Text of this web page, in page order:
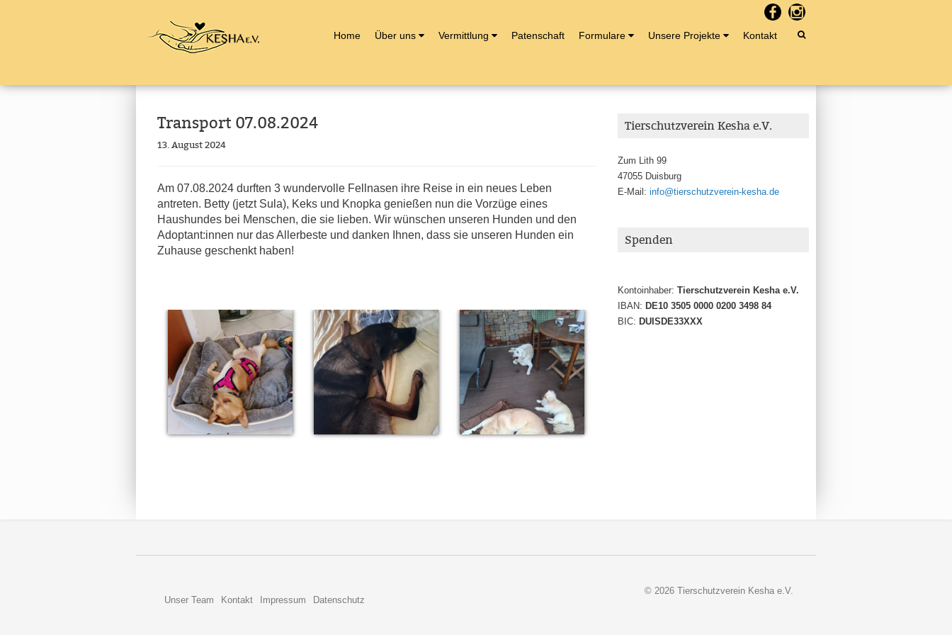
Home Über uns Vermittlung Patenschaft Formulare Unsere Projekte Kontakt
Transport 07.08.2024
13. August 2024
Am 07.08.2024 durften 3 wundervolle Fellnasen ihre Reise in ein neues Leben
antreten. Betty (jetzt Sula), Keks und Knopka genießen nun die Vorzüge eines
Haushundes bei Menschen, die sie lieben. Wir wünschen unseren Hunden und den
Adoptant:innen nur das Allerbeste und danken Ihnen, dass sie unseren Hunden ein
Zuhause geschenkt haben!
Tierschutzverein Kesha e.V.
Zum Lith 99
47055 Duisburg
E-Mail: info@tierschutzverein-kesha.de
Spenden
Kontoinhaber: Tierschutzverein Kesha e.V.
IBAN: DE10 3505 0000 0200 3498 84
BIC: DUISDE33XXX
Unser Team Kontakt Impressum Datenschutz
© 2026 Tierschutzverein Kesha e.V.